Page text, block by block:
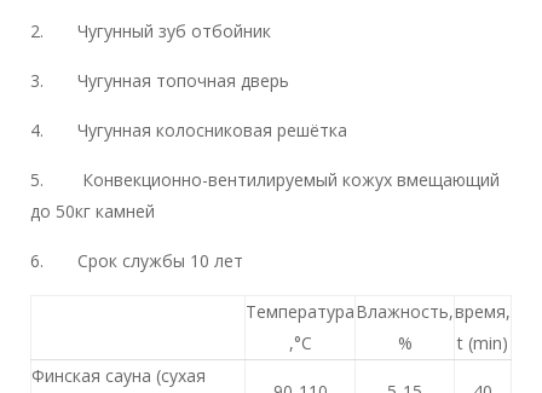
2. Чугунный зуб отбойник
3. Чугунная топочная дверь
4. Чугунная колосниковая решётка
5. Конвекционно-вентилируемый кожух вмещающий
до 50кг камней
6. Срок службы 10 лет
Температура
,°С
Влажность,
%
время,
t (min)
Финская сауна (сухая